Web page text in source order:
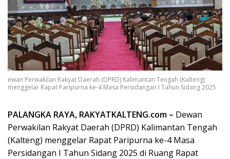
ewan Perwakilan Rakyat Daerah (DPRD) Kalimantan Tengah (Kalteng)
menggelar Rapat Paripurna ke-4 Masa Persidangan I Tahun Sidang 2025
PALANGKA RAYA, RAKYATKALTENG.com – Dewan
Perwakilan Rakyat Daerah (DPRD) Kalimantan Tengah
(Kalteng) menggelar Rapat Paripurna ke-4 Masa
Persidangan I Tahun Sidang 2025 di Ruang Rapat